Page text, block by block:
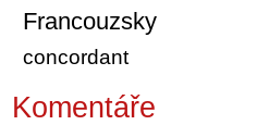
Francouzsky
concordant
Komentáře